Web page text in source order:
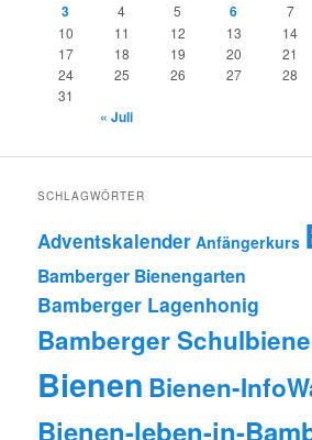
3 4 5 6 7
10
11 12 13 14
17
18 19 20 21
24
25 26 27 28
31
« Juli
SCHLAGWÖRTER
Adventskalender Anfängerkurs
Bamberger Bienengarten
Bamberger Lagenhonig
Bamberger Schulbiene
Bienen Bienen-
Bienen-leben-in-